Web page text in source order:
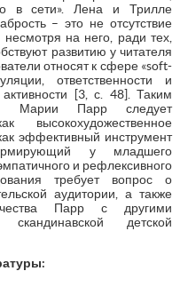
в сети». Лена и Трилле
– это не отсутствие
несмотря на него, ради тех,
развитию у читателя
относят к сфере «soft-
ответственности и
[3, с. 48]. Таким
Марии Парр следует
высокохудожественное
эффективный инструмент
у младшего
и рефлексивного
требует вопрос о
аудитории, а также
Парр с другими
скандинавской детской